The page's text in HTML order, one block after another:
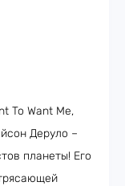
To Want Me,
Деруло –
планеты! Его